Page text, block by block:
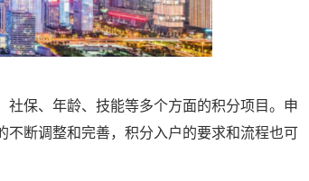
保、年龄、技能等多个方面的积分项目。申
断调整和完善，积分入户的要求和流程也可